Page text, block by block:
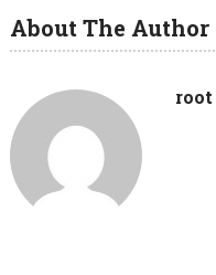
About The Author
root